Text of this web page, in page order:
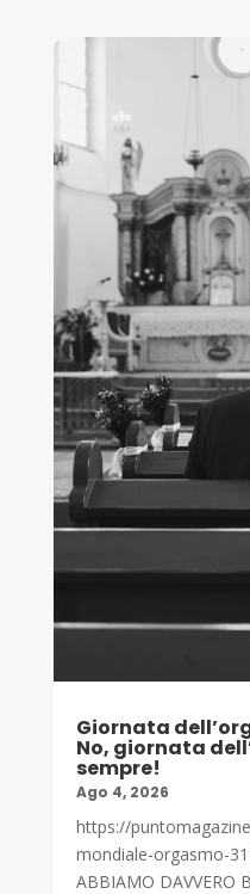
Giornata
No, giornata
sempre!
Ago 4, 2026
https://
mondiale-orgasmo-
ABBIAMO DAVVERO